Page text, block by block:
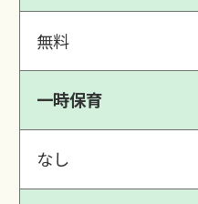
無料
一時保育
なし